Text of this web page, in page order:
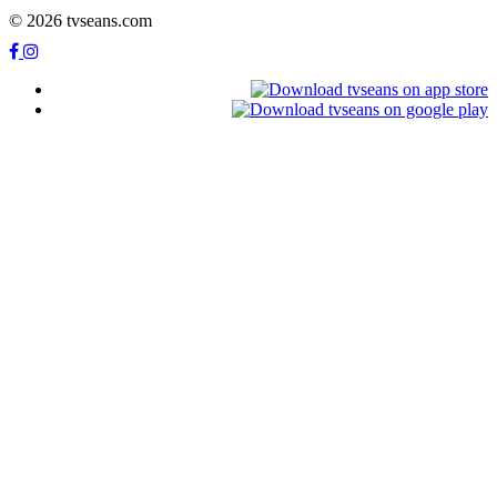
© 2026 tvseans.com